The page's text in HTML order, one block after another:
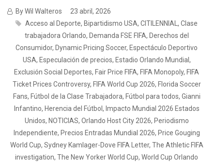
By Wil Walteros
23 abril, 2026
Acceso al Deporte, Bipartidismo USA, CITILENNIAL, Clase
trabajadora Orlando, Demanda FSE FIFA, Derechos del
Consumidor, Dynamic Pricing Soccer, Espectáculo Deportivo
USA, Especulación de precios, Estadio Orlando Mundial,
Exclusión Social Deportes, Fair Price FIFA, FIFA Monopoly, FIFA
Ticket Prices Controversy, FIFA World Cup 2026, Florida Soccer
Fans, Fútbol de la Clase Trabajadora, Fútbol para todos, Gianni
Infantino, Herencia del Fútbol , Impacto Mundial 2026 Estados
Unidos, NOTICIAS, Orlando Host City 2026, Periodismo
Independiente, Precios Entradas Mundial 2026, Price Gouging
World Cup, Sydney Kamlager-Dove FIFA Letter, The Athletic FIFA
investigation, The New Yorker World Cup, World Cup Orlando